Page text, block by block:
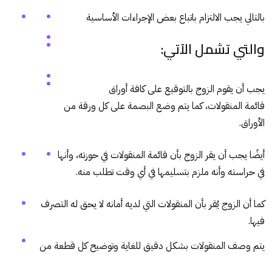
بالتالي يجب الالتزام باتباع بعض الإجراءات الأساسية
والتي تشمل الآتي:
يجب أن يقوم الزوج بالتوقيع على كافة أوراق
قائمة المنقولات، كما يتم وضع البصمة على كل ورقة من
الأوراق.
أيضًا يجب أن يقر الزوج بأن قائمة المنقولات في حوزته، وأنها
في حراسته وأنه ملزم بتسليمها في أي وقت تطلب منه.
كما أن الزوج يُقر بأن المنقولات التي لديه أمانه لا يحق له التصرف
فيها.
يتم وصف المنقولات بشكل دقيق للغاية وتوضيح كل قطعة من